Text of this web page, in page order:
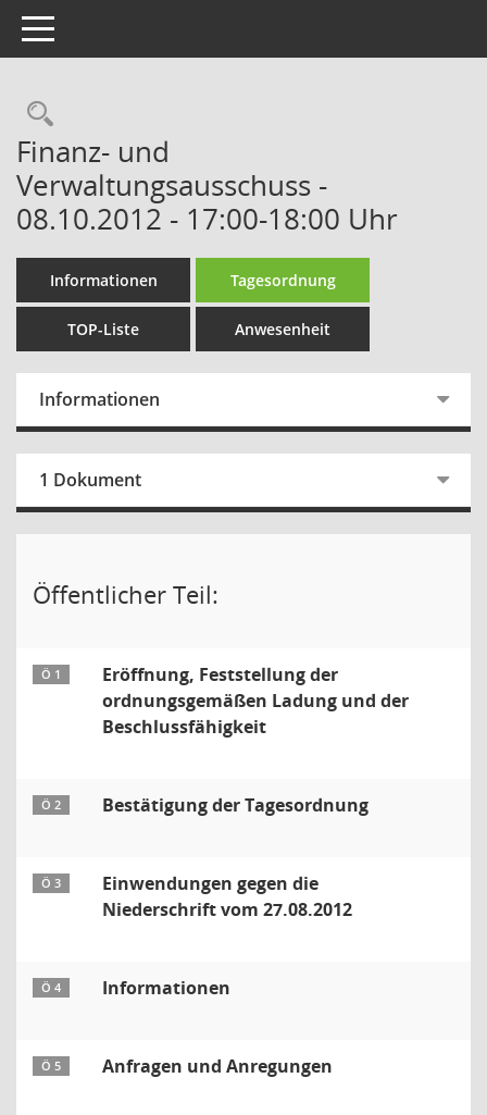
Toggle navigation
Rechercheauswahl
Finanz- und
Verwaltungsausschuss -
08.10.2012 - 17:00-18:00 Uhr
Informationen Tagesordnung
TOP-Liste Anwesenheit
Informationen
1 Dokument
Öffentlicher Teil:
Ö 1
Eröffnung, Feststellung der
ordnungsgemäßen Ladung und der
Beschlussfähigkeit
Ö 2 Bestätigung der Tagesordnung
Ö 3
Einwendungen gegen die
Niederschrift vom 27.08.2012
Ö 4 Informationen
Ö 5 Anfragen und Anregungen